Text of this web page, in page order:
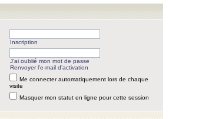
Inscription
J’ai oublié mon mot de passe
Renvoyer l’e-mail d’activation
Me connecter automatiquement lors de chaque
visite
Masquer mon statut en ligne pour cette session